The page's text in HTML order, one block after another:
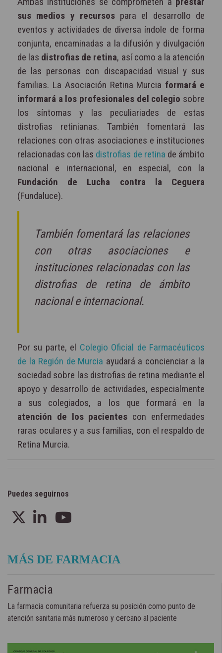
sus medios y recursospara el desarrollo de
eventos y actividades de diversa índole de forma
conjunta, encaminadas a la difusión y divulgación
de las distrofias de retina, así como a la atención
de las personas con discapacidad visual y sus
familias. La Asociación Retina Murciaformará e
informará a los profesionales del colegio sobre
los síntomas y las peculiariades de estas
distrofias retinianas. También fomentará las
relaciones con otras asociaciones e instituciones
relacionadas con las distrofias de retina de ámbito
nacional e internacional, en especial, con la
Fundación de Lucha contra la Ceguera
(Fundaluce).
También fomentará las relaciones
con otras asociaciones e
instituciones relacionadas con las
distrofias de retina de ámbito
nacional e internacional.
Por su parte, el Colegio Oficial de Farmacéuticos
de la Región de Murcia ayudará a concienciar a la
sociedad sobre las distrofias de retina mediante el
apoyo y desarrollo de actividades, especialmente
a sus colegiados, a los que formará en la
atención de los pacientes con enfermedades
raras oculares y a sus familias, con el respaldo de
Retina Murcia.
Puedes seguirnos
MÁS DE FARMACIA
Farmacia
La farmacia comunitaria refuerza su posición como punto de
atención sanitaria más numeroso y cercano al paciente